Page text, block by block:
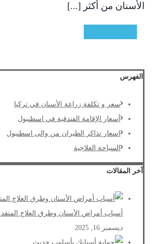
الأسنان من أكثر [...]
الفهرس
سعر و تكلفة زراعة الأسنان في تركيا
أسعار الإقامة الفندقية في اسطنبول
اسعار تذاكر الطيران من والى اسطنبول
السياحة العلاجية
آخر المقالات
أسباب أمراض الأسنان وطرق العلاج
ديسمبر 16, 2025